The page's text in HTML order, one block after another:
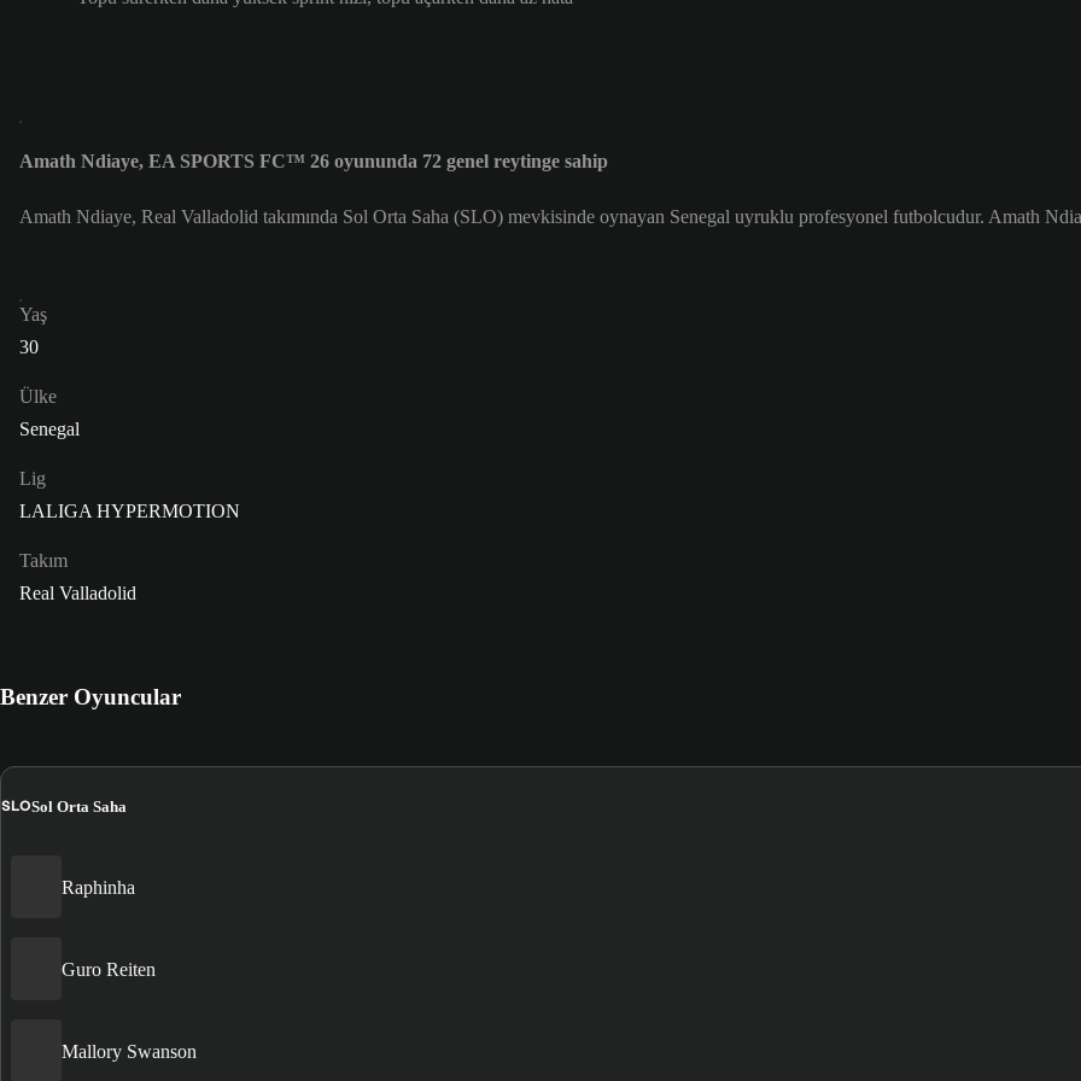
Amath Ndiaye, EA SPORTS FC™ 26 oyununda 72 genel reytinge sahip
Amath Ndiaye, Real Valladolid takımında Sol Orta Saha (SLO) mevkisinde oynayan Senegal uyruklu profesyonel futbolcudur. Amath
Yaş
30
Ülke
Senegal
Lig
LALIGA HYPERMOTION
Takım
Real Valladolid
Benzer Oyuncular
SLOSol Orta Saha
Raphinha
Guro Reiten
Mallory Swanson